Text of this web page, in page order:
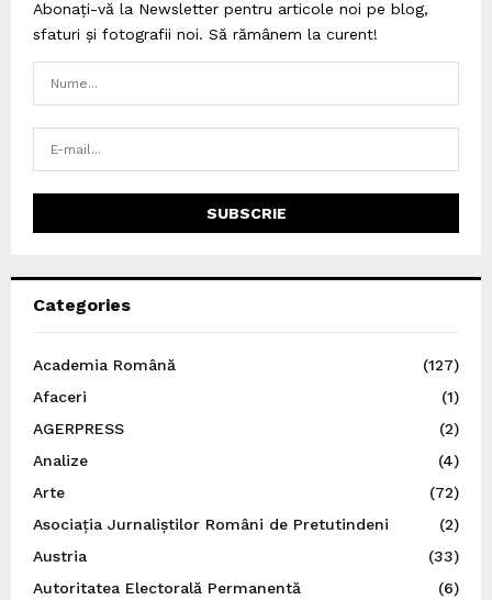
Abonați-vă la Newsletter pentru articole noi pe blog,
sfaturi și fotografii noi. Să rămânem la curent!
Categories
Academia Română
(127)
Afaceri
(1)
AGERPRESS
(2)
Analize
(4)
Arte
(72)
Asociația Jurnaliștilor Români de Pretutindeni
(2)
Austria
(33)
Autoritatea Electorală Permanentă
(6)